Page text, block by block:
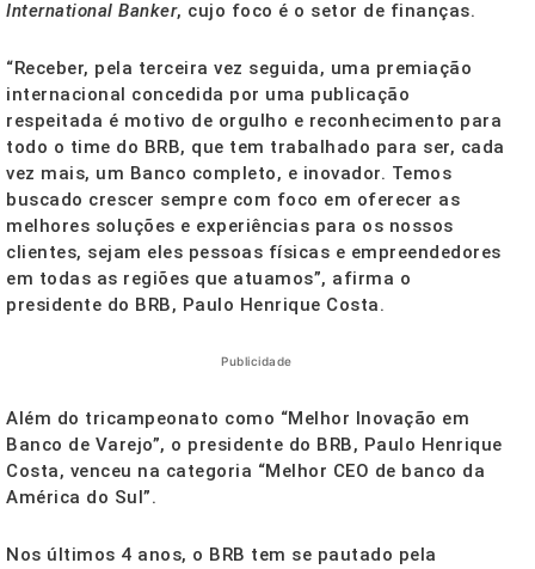
International Banker, cujo foco é o setor de finanças.
“Receber, pela terceira vez seguida, uma premiação
internacional concedida por uma publicação
respeitada é motivo de orgulho e reconhecimento para
todo o time do BRB, que tem trabalhado para ser, cada
vez mais, um Banco completo, e inovador. Temos
buscado crescer sempre com foco em oferecer as
melhores soluções e experiências para os nossos
clientes, sejam eles pessoas físicas e empreendedores
em todas as regiões que atuamos”, afirma o
presidente do BRB, Paulo Henrique Costa.
Publicidade
Além do tricampeonato como “Melhor Inovação em
Banco de Varejo”, o presidente do BRB, Paulo Henrique
Costa, venceu na categoria “Melhor CEO de banco da
América do Sul”.
Nos últimos 4 anos, o BRB tem se pautado pela